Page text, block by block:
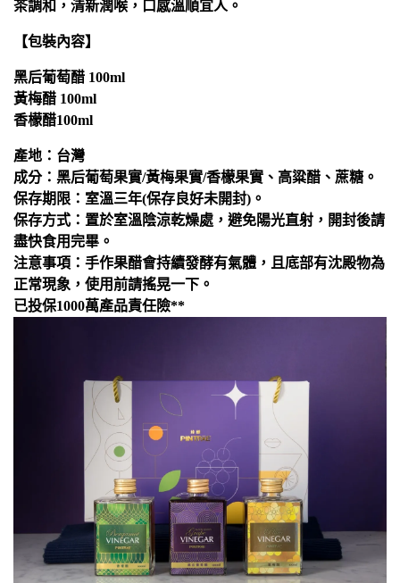
茶調和，清新潤喉，口感溫順宜人。
【包裝內容】
黑后葡萄醋 100ml
黃梅醋 100ml
香檬醋100ml
產地：台灣
成分：黑后葡萄果實/黃梅果實/香檬果實、高粱醋、蔗糖。
保存期限：室溫三年(保存良好未開封)。
保存方式：置於室溫陰涼乾燥處，避免陽光直射，開封後請
盡快食用完畢。
注意事項：手作果醋會持續發酵有氣體，且底部有沈殿物為
正常現象，使用前請搖晃一下。
已投保1000萬產品責任險**